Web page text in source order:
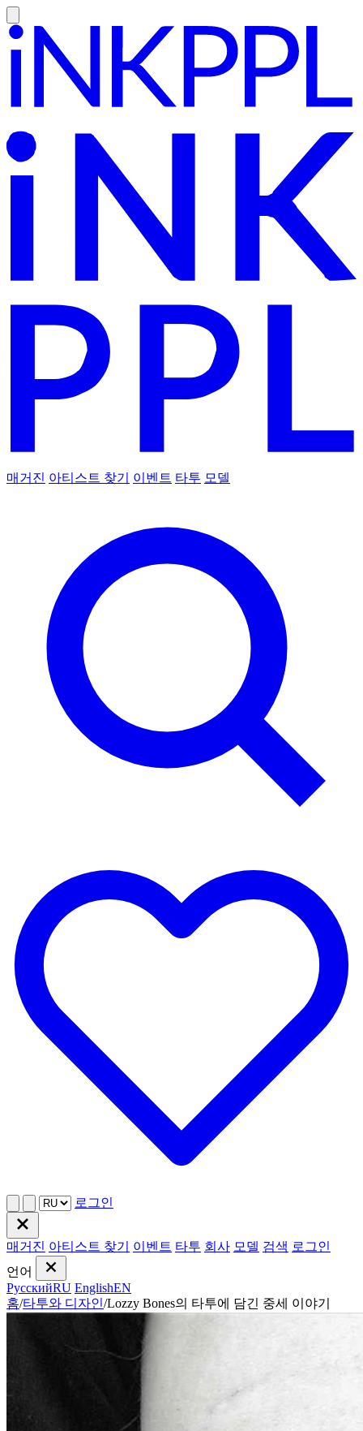
매거진 아티스트 찾기 이벤트 타투 모델
로그인
매거진 아티스트 찾기 이벤트 타투 회사 모델 검색 로그인
언어
РусскийRU EnglishEN
홈/타투와 디자인/Lozzy Bones의 타투에 담긴 중세 이야기